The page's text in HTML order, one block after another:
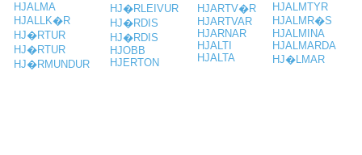
HJALMA
HJALLK�R
HJ�RTUR
HJ�RTUR
HJ�RMUNDUR
HJ�RLEIVUR
HJ�RDIS
HJ�RDIS
HJOBB
HJERTON
HJARTV�R
HJARTVAR
HJARNAR
HJALTI
HJALTA
HJALMTYR
HJALMR�S
HJALMINA
HJALMARDA
HJ�LMAR